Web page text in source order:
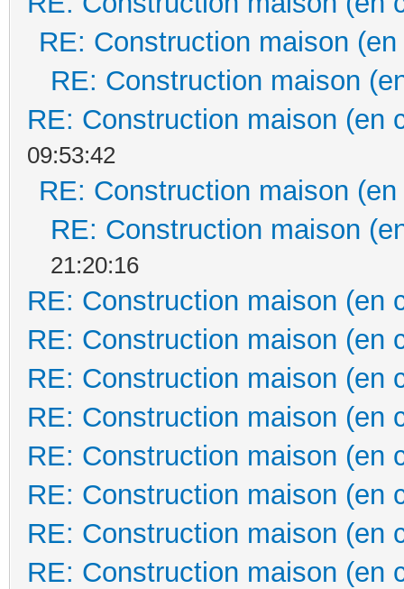
RE: Construction maison
RE: Construction maison
RE: Construction maison (en
09:53:42
RE: Construction maison
RE: Construction maison
21:20:16
RE: Construction maison (en
RE: Construction maison (en
RE: Construction maison (en
RE: Construction maison (en
RE: Construction maison (en
RE: Construction maison (en
RE: Construction maison (en
RE: Construction maison (en